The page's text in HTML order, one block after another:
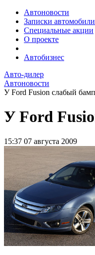
Автоновости
Записки
Специальные акции
О проекте
Автобизнес
Авто-дилер
Автоновости
У Ford Fusion слабый
У Ford
15:37 07 августа 2009